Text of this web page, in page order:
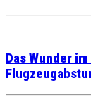
Das Wunder